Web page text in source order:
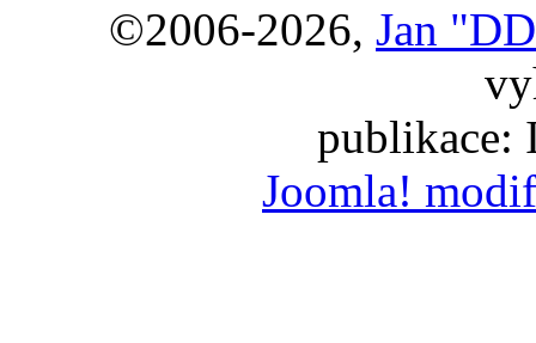
©2006-2026, Jan
publikace:
Joomla!